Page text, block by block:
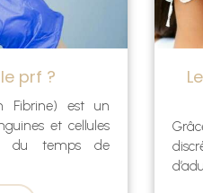
prf ?
Fibrine) est un
et cellules
du temps de